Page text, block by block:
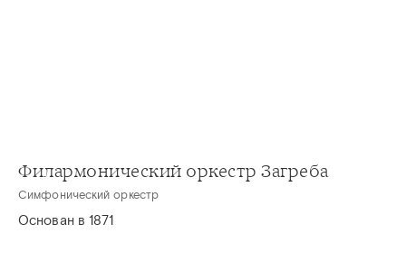
Филармонический оркестр Загреба
Симфонический оркестр
Основан в 1871